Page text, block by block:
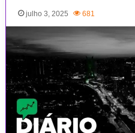
julho 3, 2025 681